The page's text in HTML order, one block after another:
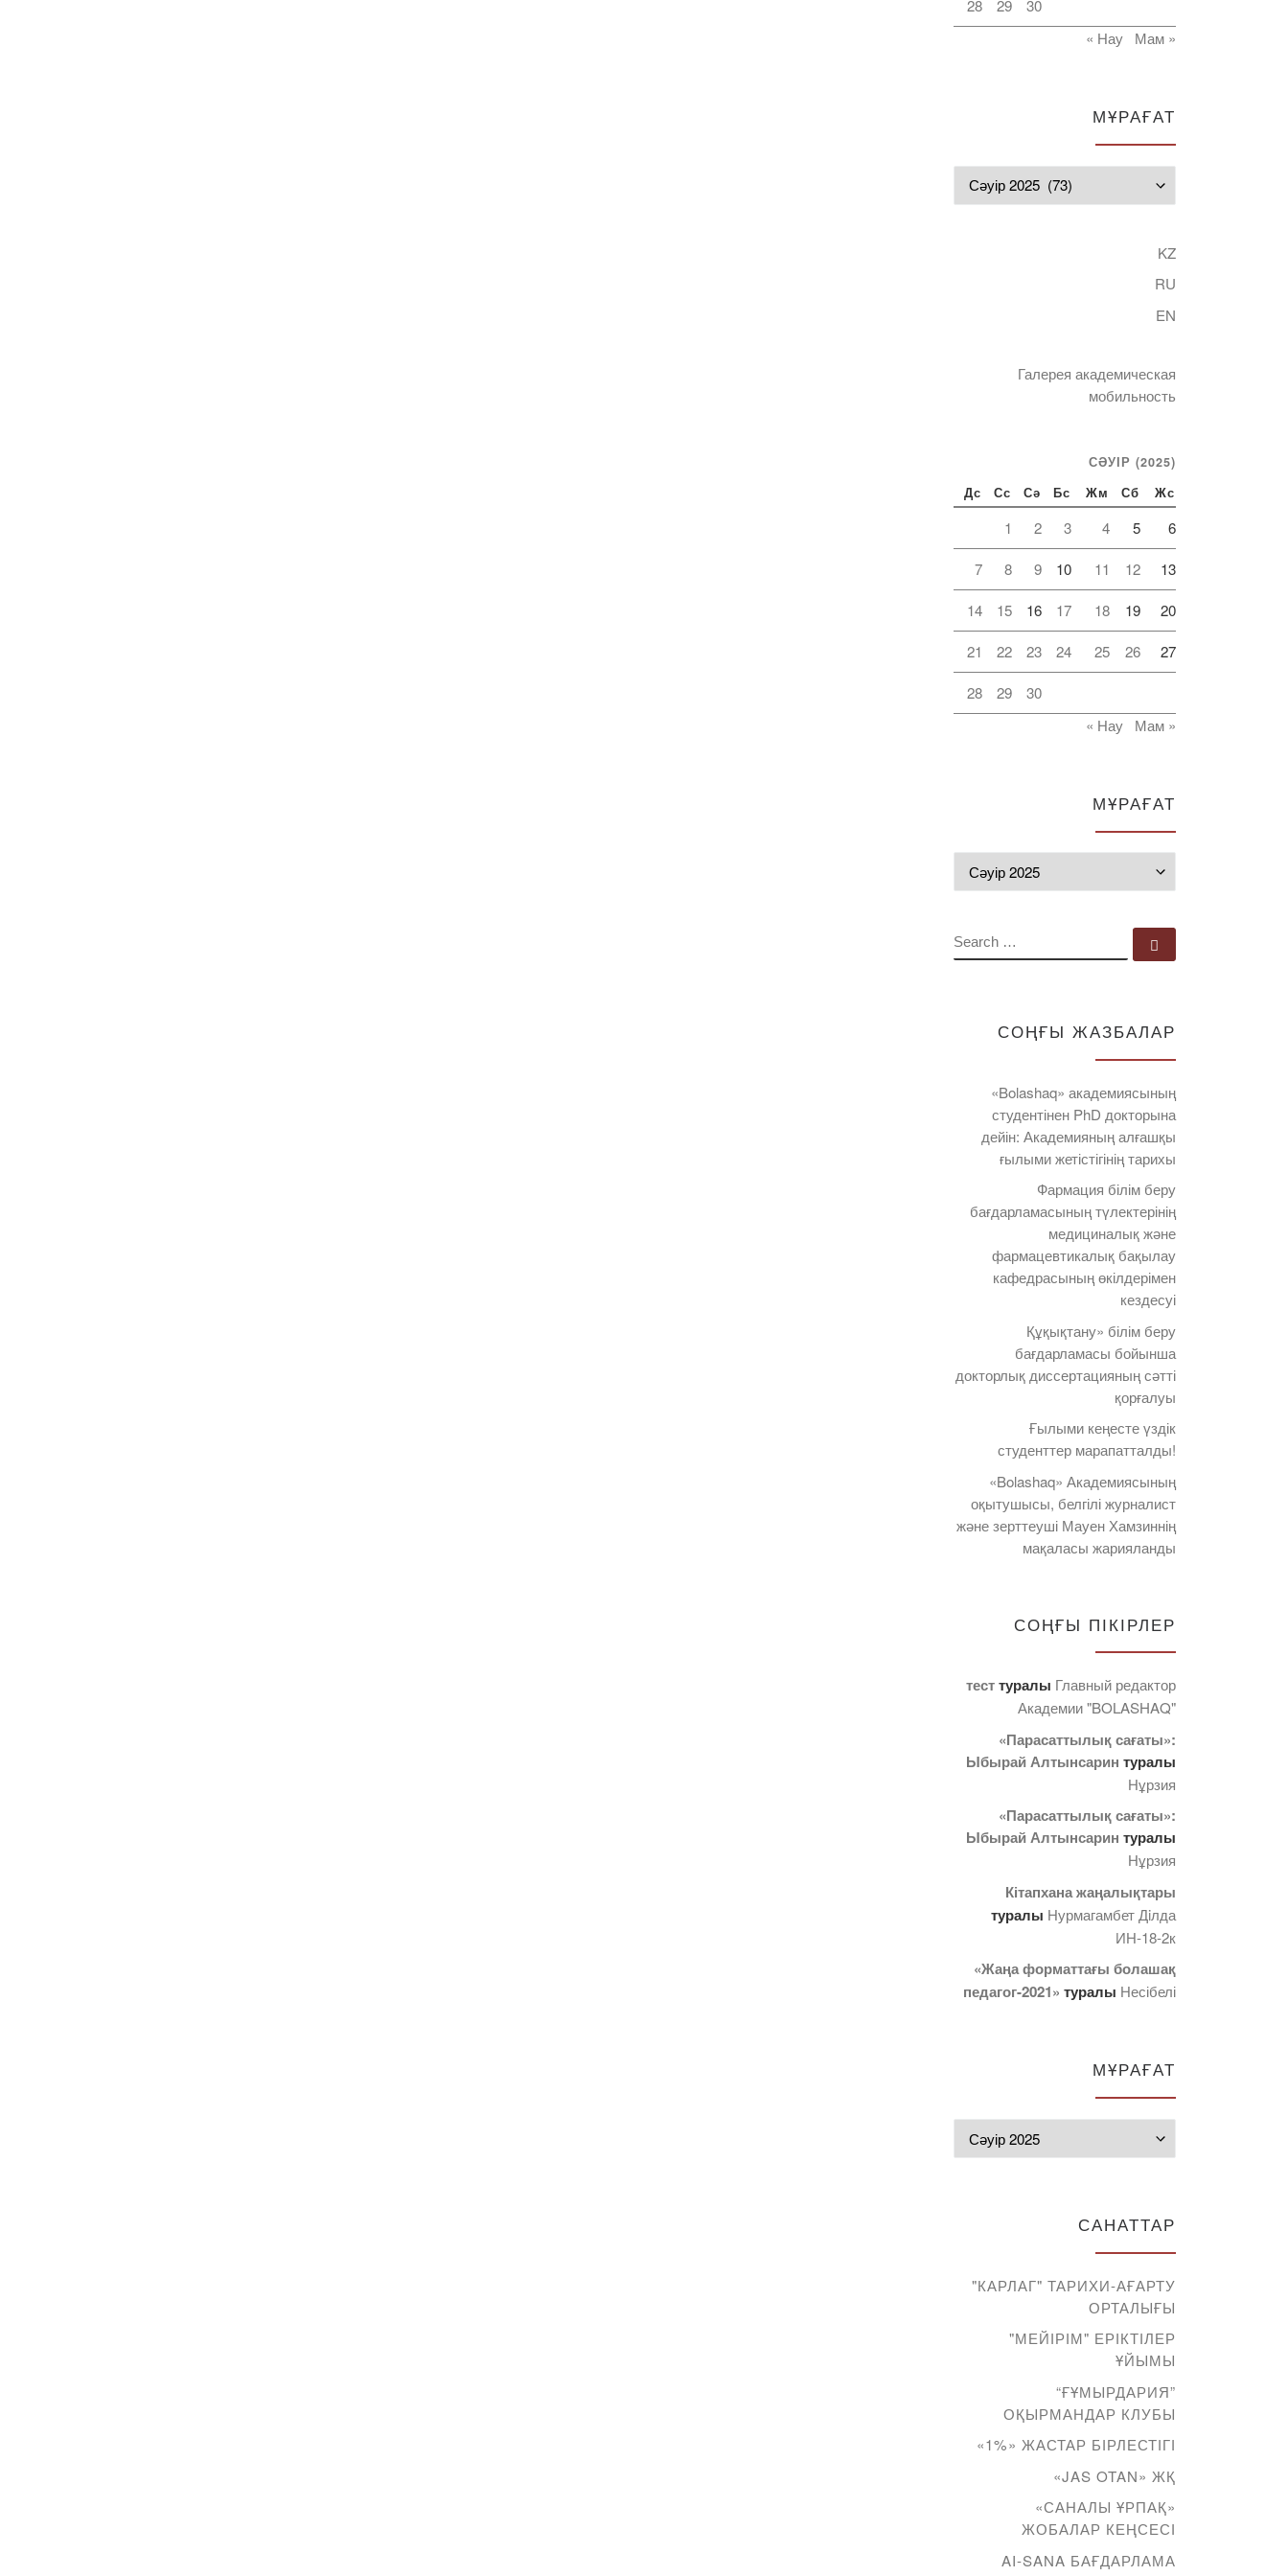
28 29
30
« Нау
Мам »
МҰРАҒАТ
KZ
RU
EN
Галерея академическая
мобильность
СӘУІР (2025)
Дс Сс Сә Бс Жм Сб Жс
1 2 3 4 5 6
7 8 9 10 11 12 13
14 15 16 17 18 19 20
21 22 23 24 25 26 27
28 29
30
« Нау
Мам »
МҰРАҒАТ
SEARCH
СОҢҒЫ ЖАЗБАЛАР
«Bolashaq» академиясының
студентінен PhD докторына
дейін: Академияның алғашқы
ғылыми жетістігінің тарихы
Фармация білім беру
бағдарламасының түлектерінің
медициналық және
фармацевтикалық бақылау
кафедрасының өкілдерімен
кездесуі
Құқықтану» білім беру
бағдарламасы бойынша
докторлық диссертацияның сәтті
қорғалуы
Ғылыми кеңесте үздік
студенттер марапатталды!
«Bolashaq» Академиясының
оқытушысы, белгілі журналист
және зерттеуші Мауен Хамзиннің
мақаласы жарияланды
СОҢҒЫ ПІКІРЛЕР
тесттуралы Главный редактор
Академии "BOLASHAQ"
«Парасаттылық сағаты»:
Ыбырай Алтынсарин туралы
Нұрзия
«Парасаттылық сағаты»:
Ыбырай Алтынсарин туралы
Нұрзия
Кітапхана жаңалықтары
туралы Нурмагамбет Дiлда
ИН-18-2к
«Жаңа форматтағы болашақ
педагог-2021» туралы Несібелі
МҰРАҒАТ
САНАТТАР
"КАРЛАГ" ТАРИХИ-АҒАРТУ
ОРТАЛЫҒЫ
"МЕЙІРІМ" ЕРІКТІЛЕР
ҰЙЫМЫ
“ҒҰМЫРДАРИЯ”
ОҚЫРМАНДАР КЛУБЫ
«1%» ЖАСТАР БІРЛЕСТІГІ
«JAS OTAN» ЖҚ
«САНАЛЫ ҰРПАҚ»
ЖОБАЛАР КЕҢСЕСІ
AI-SANA БАҒДАРЛАМА